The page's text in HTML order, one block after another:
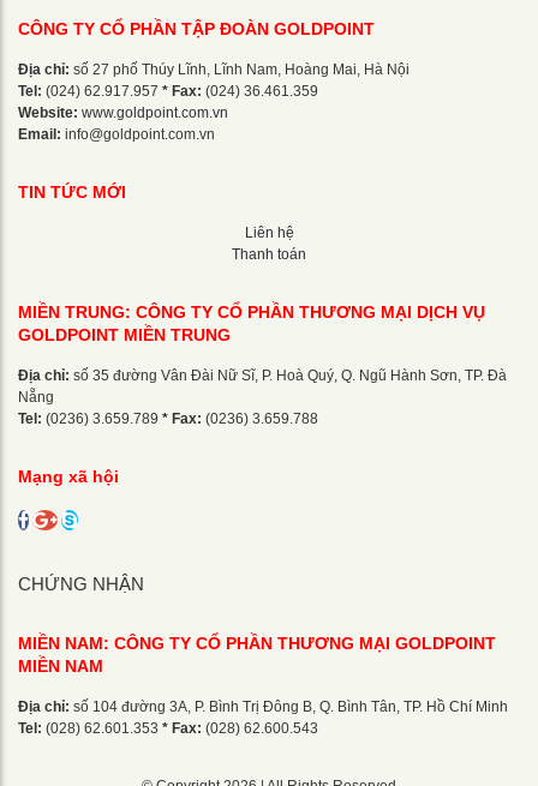
CÔNG TY CỔ PHẦN TẬP ĐOÀN GOLDPOINT
Địa chỉ: số 27 phố Thúy Lĩnh, Lĩnh Nam, Hoàng Mai, Hà Nội
Tel: (024) 62.917.957 * Fax: (024) 36.461.359
Website: www.goldpoint.com.vn
Email: info@goldpoint.com.vn
TIN TỨC MỚI
Liên hệ
Thanh toán
MIỀN TRUNG: CÔNG TY CỔ PHẦN THƯƠNG MẠI DỊCH VỤ
GOLDPOINT MIỀN TRUNG
Địa chỉ: số 35 đường Vân Đài Nữ Sĩ, P. Hoà Quý, Q. Ngũ Hành Sơn, TP. Đà
Nẵng
Tel: (0236) 3.659.789 * Fax: (0236) 3.659.788
Mạng xã hội
CHỨNG NHẬN
MIỀN NAM: CÔNG TY CỔ PHẦN THƯƠNG MẠI GOLDPOINT
MIỀN NAM
Địa chỉ: số 104 đường 3A, P. Bình Trị Đông B, Q. Bình Tân, TP. Hồ Chí Minh
Tel: (028) 62.601.353 * Fax: (028) 62.600.543